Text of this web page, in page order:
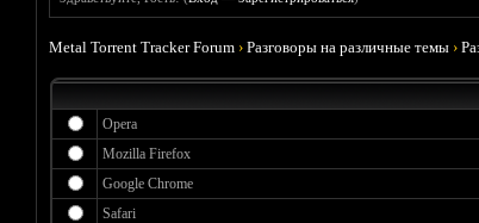
Metal Torrent Tracker Forum ›Разговоры на различные темы ›
Opera
Mozilla Firefox
Google Chrome
Safari